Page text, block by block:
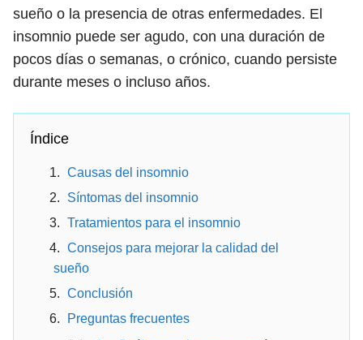
sueño o la presencia de otras enfermedades. El
insomnio puede ser agudo, con una duración de
pocos días o semanas, o crónico, cuando persiste
durante meses o incluso años.
Índice
Causas del insomnio
Síntomas del insomnio
Tratamientos para el insomnio
Consejos para mejorar la calidad del
sueño
Conclusión
Preguntas frecuentes